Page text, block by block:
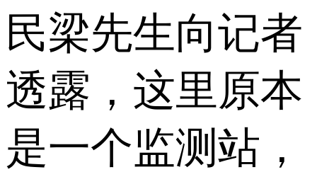
民梁先生向记者
透露，这里原本
是一个监测站，